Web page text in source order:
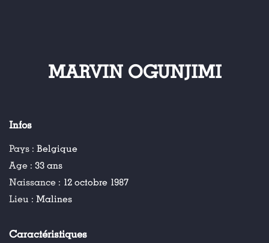
MARVIN OGUNJIMI
Infos
Pays : Belgique
Age : 33 ans
Naissance : 12 octobre 1987
Lieu : Malines
Caractéristiques